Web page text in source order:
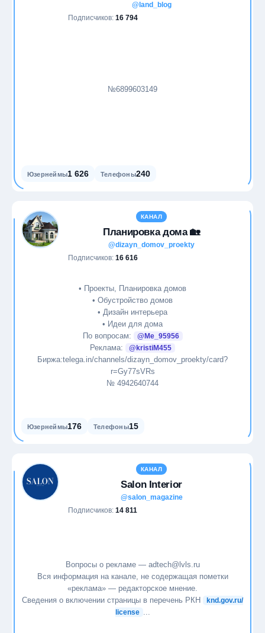
@land_blog
Подписчиков: 16 794
№6899603149
Юзернеймы1 626 Телефоны240
КАНАЛ
Планировка дома 🏡
@dizayn_domov_proekty
Подписчиков: 16 616
• Проекты, Планировка домов
• Обустройство домов
• Дизайн интерьера
• Идеи для дома
По вопросам:
@Me_95956
Реклама: @kristiM455
Биржа:telega.in/channels/dizayn_domov_proekty/card?
r=Gy77sVRs
№ 4942640744
Юзернеймы176 Телефоны15
КАНАЛ
Salon Interior
@salon_magazine
Подписчиков: 14 811
Вопросы о рекламе — adtech@lvls.ru
Вся информация на канале, не содержащая пометки
«реклама» — редакторское мнение.
Сведения о включении страницы в перечень РКН
knd.gov.ru/
license